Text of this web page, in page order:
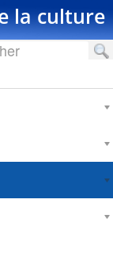
la culture